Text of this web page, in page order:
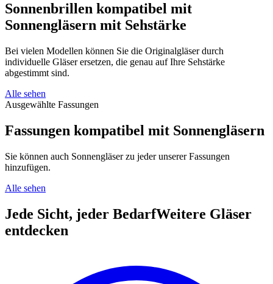
Sonnenbrillen kompatibel mit
Sonnengläsern mit Sehstärke
Bei vielen Modellen können Sie die Originalgläser durch
individuelle Gläser ersetzen, die genau auf Ihre Sehstärke
abgestimmt sind.
Alle sehen
Ausgewählte Fassungen
Fassungen kompatibel mit Sonnengläsern
Sie können auch Sonnengläser zu jeder unserer Fassungen
hinzufügen.
Alle sehen
Jede Sicht, jeder BedarfWeitere Gläser
entdecken